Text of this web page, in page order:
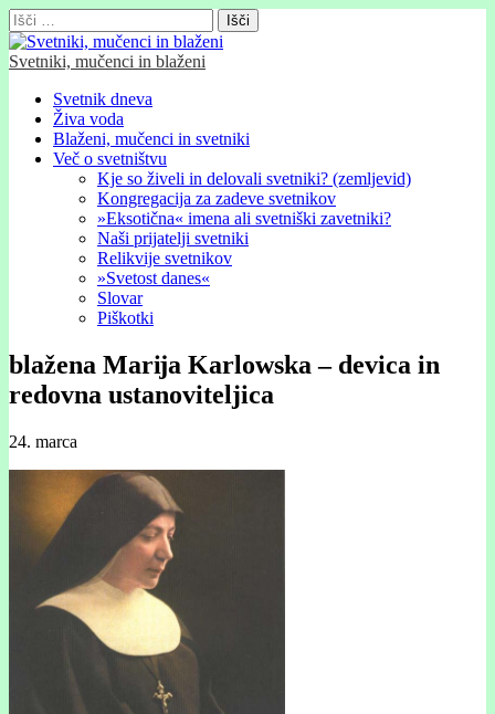
Išči:
Svetniki, mučenci in blaženi
Glavni
meni
Skip
content
Svetnik dneva
Živa voda
Blaženi, mučenci in svetniki
Več o svetništvu
Kje so živeli in delovali svetniki? (zemljevid)
Kongregacija za zadeve svetnikov
»Eksotična« imena ali svetniški zavetniki?
Naši prijatelji svetniki
Relikvije svetnikov
»Svetost danes«
Slovar
Piškotki
blažena Marĳa Karlowska – devica in
redovna ustanoviteljica
24. marca